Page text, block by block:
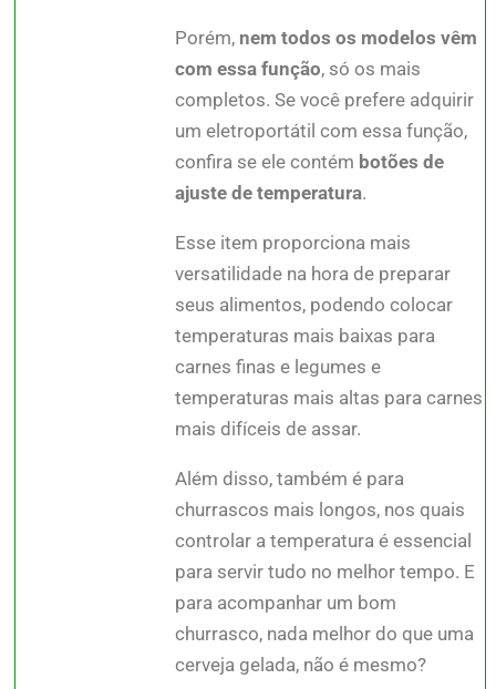
Porém, nem todos os modelos vêm
com essa função, só os mais
completos. Se você prefere adquirir
um eletroportátil com essa função,
confira se ele contém botões de
ajuste de temperatura.
Esse item proporciona mais
versatilidade na hora de preparar
seus alimentos, podendo colocar
temperaturas mais baixas para
carnes finas e legumes e
temperaturas mais altas para carnes
mais difíceis de assar.
Além disso, também é para
churrascos mais longos, nos quais
controlar a temperatura é essencial
para servir tudo no melhor tempo. E
para acompanhar um bom
churrasco, nada melhor do que uma
cerveja gelada, não é mesmo?